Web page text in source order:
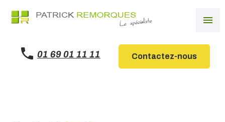
menu
01 69 01 11 11 Contactez-nous